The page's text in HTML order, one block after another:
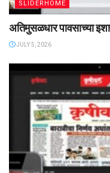
SLIDERHOME
अतिमुसळधार पावसाच्या
JULY 5, 2026